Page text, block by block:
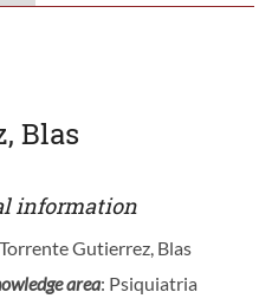
Blas
information
Gutierrez, Blas
area: Psiquiatria